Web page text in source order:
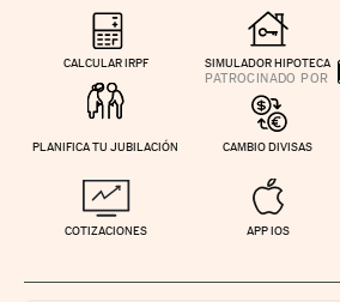
CALCULAR IRPF SIMULADOR HIPOTECA
PLANIFICA TU JUBILACIÓN CAMBIO DIVISAS
COTIZACIONES APP IOS